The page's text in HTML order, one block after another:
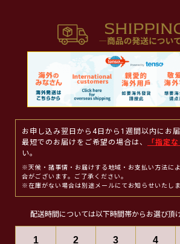
お申し込み翌日から4日から1週間以内にお届
最短でのお届けをご希望の場合は、
「指定な
い。
※天候・諸事情・お届けする地域・お支払い方法に
合がございます。ご了承ください。
※在庫がない場合は別途メールにてお知らせいたしま
配送時間については以下時間帯からお選び頂け
1 2 3 4